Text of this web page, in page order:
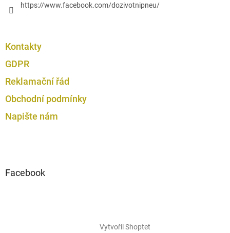
https://www.facebook.com/dozivotnipneu/
Kontakty
GDPR
Reklamační řád
Obchodní podmínky
Napište nám
Facebook
Vytvořil Shoptet